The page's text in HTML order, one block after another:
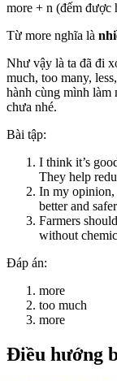
more + n (đếm được
Từ more nghĩa là
Như vậy là ta đã đi
much, too many,
hành cùng mình làm
chưa nhé.
Bài tập:
I think it’s
They help
In my
better and
Farmers
without
Đáp án:
more
too much
more
Điều hướng